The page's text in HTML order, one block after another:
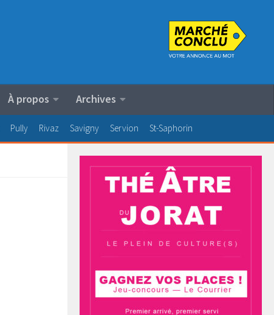
À propos Archives
Pully Rivaz Savigny Servion St-Saphorin